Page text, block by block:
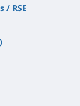
/ RSE